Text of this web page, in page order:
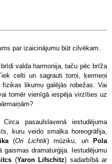
par izaicinājumu būt cilvēkam.
valda harmonija, taču pēc brīža
celti un sagrauti torņi, ķermeņi
likumu galējās robežas. Vai
tomēr vienīgā iespēja virzīties uz
pasaulslavenā iestudējuma
kuru veido smalka horeogrāfija,
(Ori Lichtik) mūziku, un
Pola
gaismas dramaturģija. Iestudējumu
(Yaron Lifschitz) sadarbībā ar